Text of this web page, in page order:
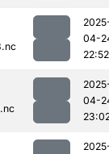
04-
22:52
04-